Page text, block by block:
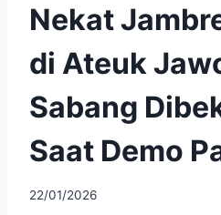
Nekat
di Ateuk
Sabang
Saat Demo
By
22/01/2026